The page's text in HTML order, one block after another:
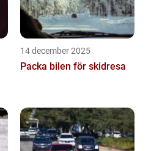
14 december 2025
Packa bilen för skidresa